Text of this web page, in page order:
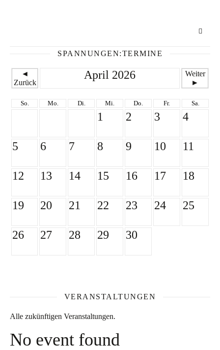
SPANNUNGEN:TERMINE
◄
Zurück
April 2026
Weiter
►
So. Mo. Di. Mi. Do. Fr. Sa.
1 2 3 4
5 6 7 8 9 10 11
12 13 14 15 16 17 18
19 20 21 22 23 24 25
26 27 28 29 30
VERANSTALTUNGEN
Alle zukünftigen Veranstaltungen.
No event found